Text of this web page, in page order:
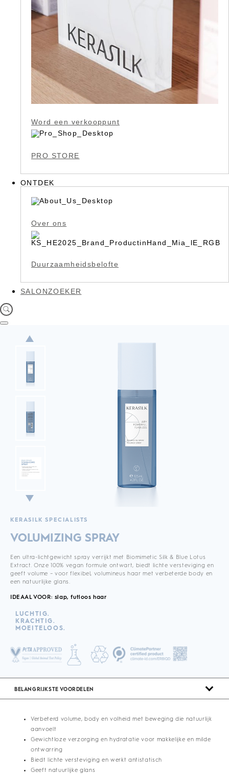
Word een verkooppunt
PRO STORE
ONTDEK
Over ons
Duurzaamheidsbelofte
SALONZOEKER
KERASILK SPECIALISTS
VOLUMIZING SPRAY
Een ultra-lichtgewicht spray verrijkt met Biomimetic Silk & Blue Lotus
Extract. Onze 100% vegan formule ontwart, biedt lichte versteviging en
geeft volume – voor flexibel, volumineus haar met verbeterde body en
een natuurlijke glans.
IDEAAL VOOR: slap, futloos haar
LUCHTIG.
KRACHTIG.
MOEITELOOS.
BELANGRIJKSTE VOORDELEN
Verbeterd volume, body en volheid met beweging die natuurlijk
aanvoelt
Gewichtloze verzorging en hydratatie voor makkelijke en milde
ontwarring
Biedt lichte versteviging en werkt antistatisch
Geeft natuurlijke glans